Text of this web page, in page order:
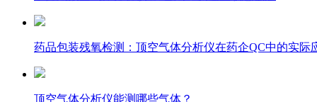
药品包装残氧检测：顶空气体分析仪在药企QC中的实际
顶空气体分析仪能测哪些气体？